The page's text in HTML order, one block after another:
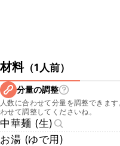
材料（1人前）
分量の調整
人数に合わせて分量を調整できま
わせて調整してくださいね。
中華麺 (生)
お湯 (ゆで用)